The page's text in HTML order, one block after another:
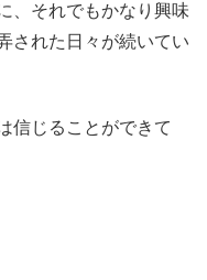
、それでもかなり興味
された日々が続いてい
信じることができて